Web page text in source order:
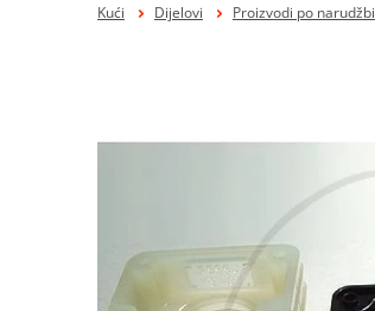
Kući Dijelovi Proizvodi po narudžbi